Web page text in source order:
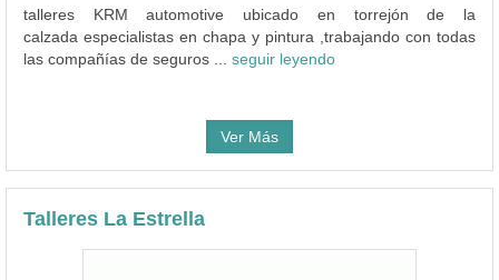
talleres KRM automotive ubicado en torrejón de la
calzada especialistas en chapa y pintura ,trabajando con todas
las compañías de seguros ... seguir leyendo
Ver Más
Talleres La Estrella